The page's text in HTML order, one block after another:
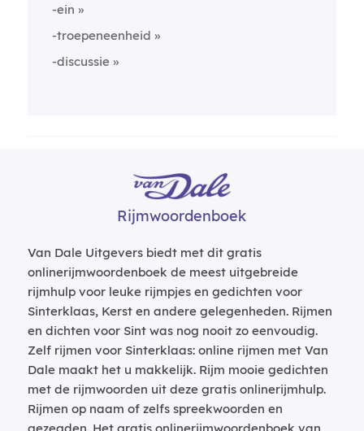
-ein
-troepeneenheid
-discussie
Rijmwoordenboek
Van Dale Uitgevers biedt met dit gratis
onlinerijmwoordenboek de meest uitgebreide
rijmhulp voor leuke rijmpjes en gedichten voor
Sinterklaas, Kerst en andere gelegenheden. Rijmen
en dichten voor Sint was nog nooit zo eenvoudig.
Zelf rijmen voor Sinterklaas: online rijmen met Van
Dale maakt het u makkelijk. Rijm mooie gedichten
met de rijmwoorden uit deze gratis onlinerijmhulp.
Rijmen op naam of zelfs spreekwoorden en